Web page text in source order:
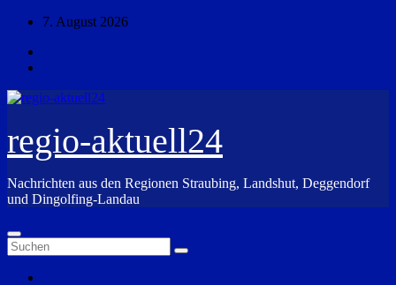
Zum
springen
7. August 2026
regio-aktuell24
Nachrichten aus den Regionen Straubing, Landshut, Deggendorf
und Dingolfing-Landau